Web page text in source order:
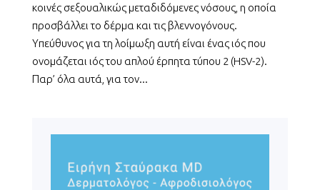
κοινές σεξουαλικώς μεταδιδόμενες νόσους, η οποία
προσβάλλει το δέρμα και τις βλεννογόνους.
Υπεύθυνος για τη λοίμωξη αυτή είναι ένας ιός που
ονομάζεται ιός του απλού έρπητα τύπου 2 (HSV-2).
Παρ’ όλα αυτά, για τον...